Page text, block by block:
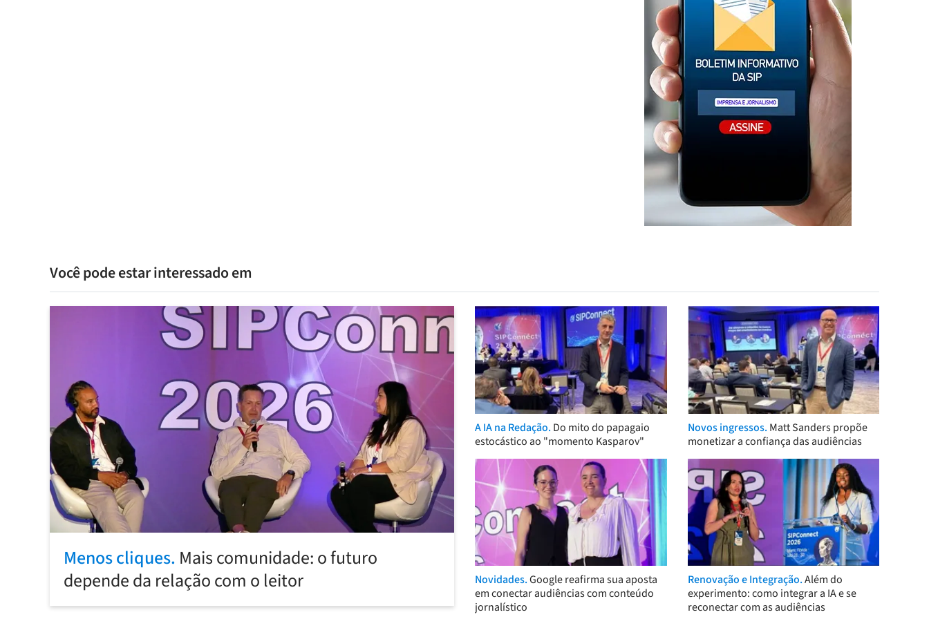
Você pode estar interessado em
Menos cliques. Mais comunidade: o futuro
depende da relação com o leitor
A IA na Redação. Do mito do papagaio
estocástico ao "momento Kasparov"
Novos ingressos. Matt Sanders propõe
monetizar a confiança das audiências
Novidades.Google reafirma sua aposta
em conectar audiências com conteúdo
jornalístico
Renovação e Integração.Além do
experimento: como integrar a IA e se
reconectar com as audiências